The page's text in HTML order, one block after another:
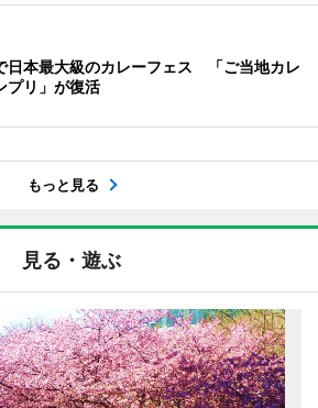
日本最大級のカレーフェス 「ご当地カレ
プリ」が復活
もっと見る
見る・遊ぶ